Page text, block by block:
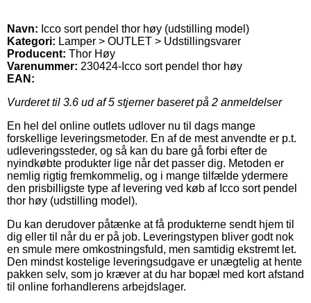
Navn: Icco sort pendel thor høy (udstilling model)
Kategori: Lamper > OUTLET > Udstillingsvarer
Producent: Thor Høy
Varenummer: 230424-Icco sort pendel thor høy
EAN:
Vurderet til 3.6 ud af 5 stjerner baseret på 2 anmeldelser
En hel del online outlets udlover nu til dags mange
forskellige leveringsmetoder. En af de mest anvendte er p.t.
udleveringssteder, og så kan du bare gå forbi efter de
nyindkøbte produkter lige når det passer dig. Metoden er
nemlig rigtig fremkommelig, og i mange tilfælde ydermere
den prisbilligste type af levering ved køb af Icco sort pendel
thor høy (udstilling model).
Du kan derudover påtænke at få produkterne sendt hjem til
dig eller til når du er på job. Leveringstypen bliver godt nok
en smule mere omkostningsfuld, men samtidig ekstremt let.
Den mindst kostelige leveringsudgave er unægtelig at hente
pakken selv, som jo kræver at du har bopæl med kort afstand
til online forhandlerens arbejdslager.